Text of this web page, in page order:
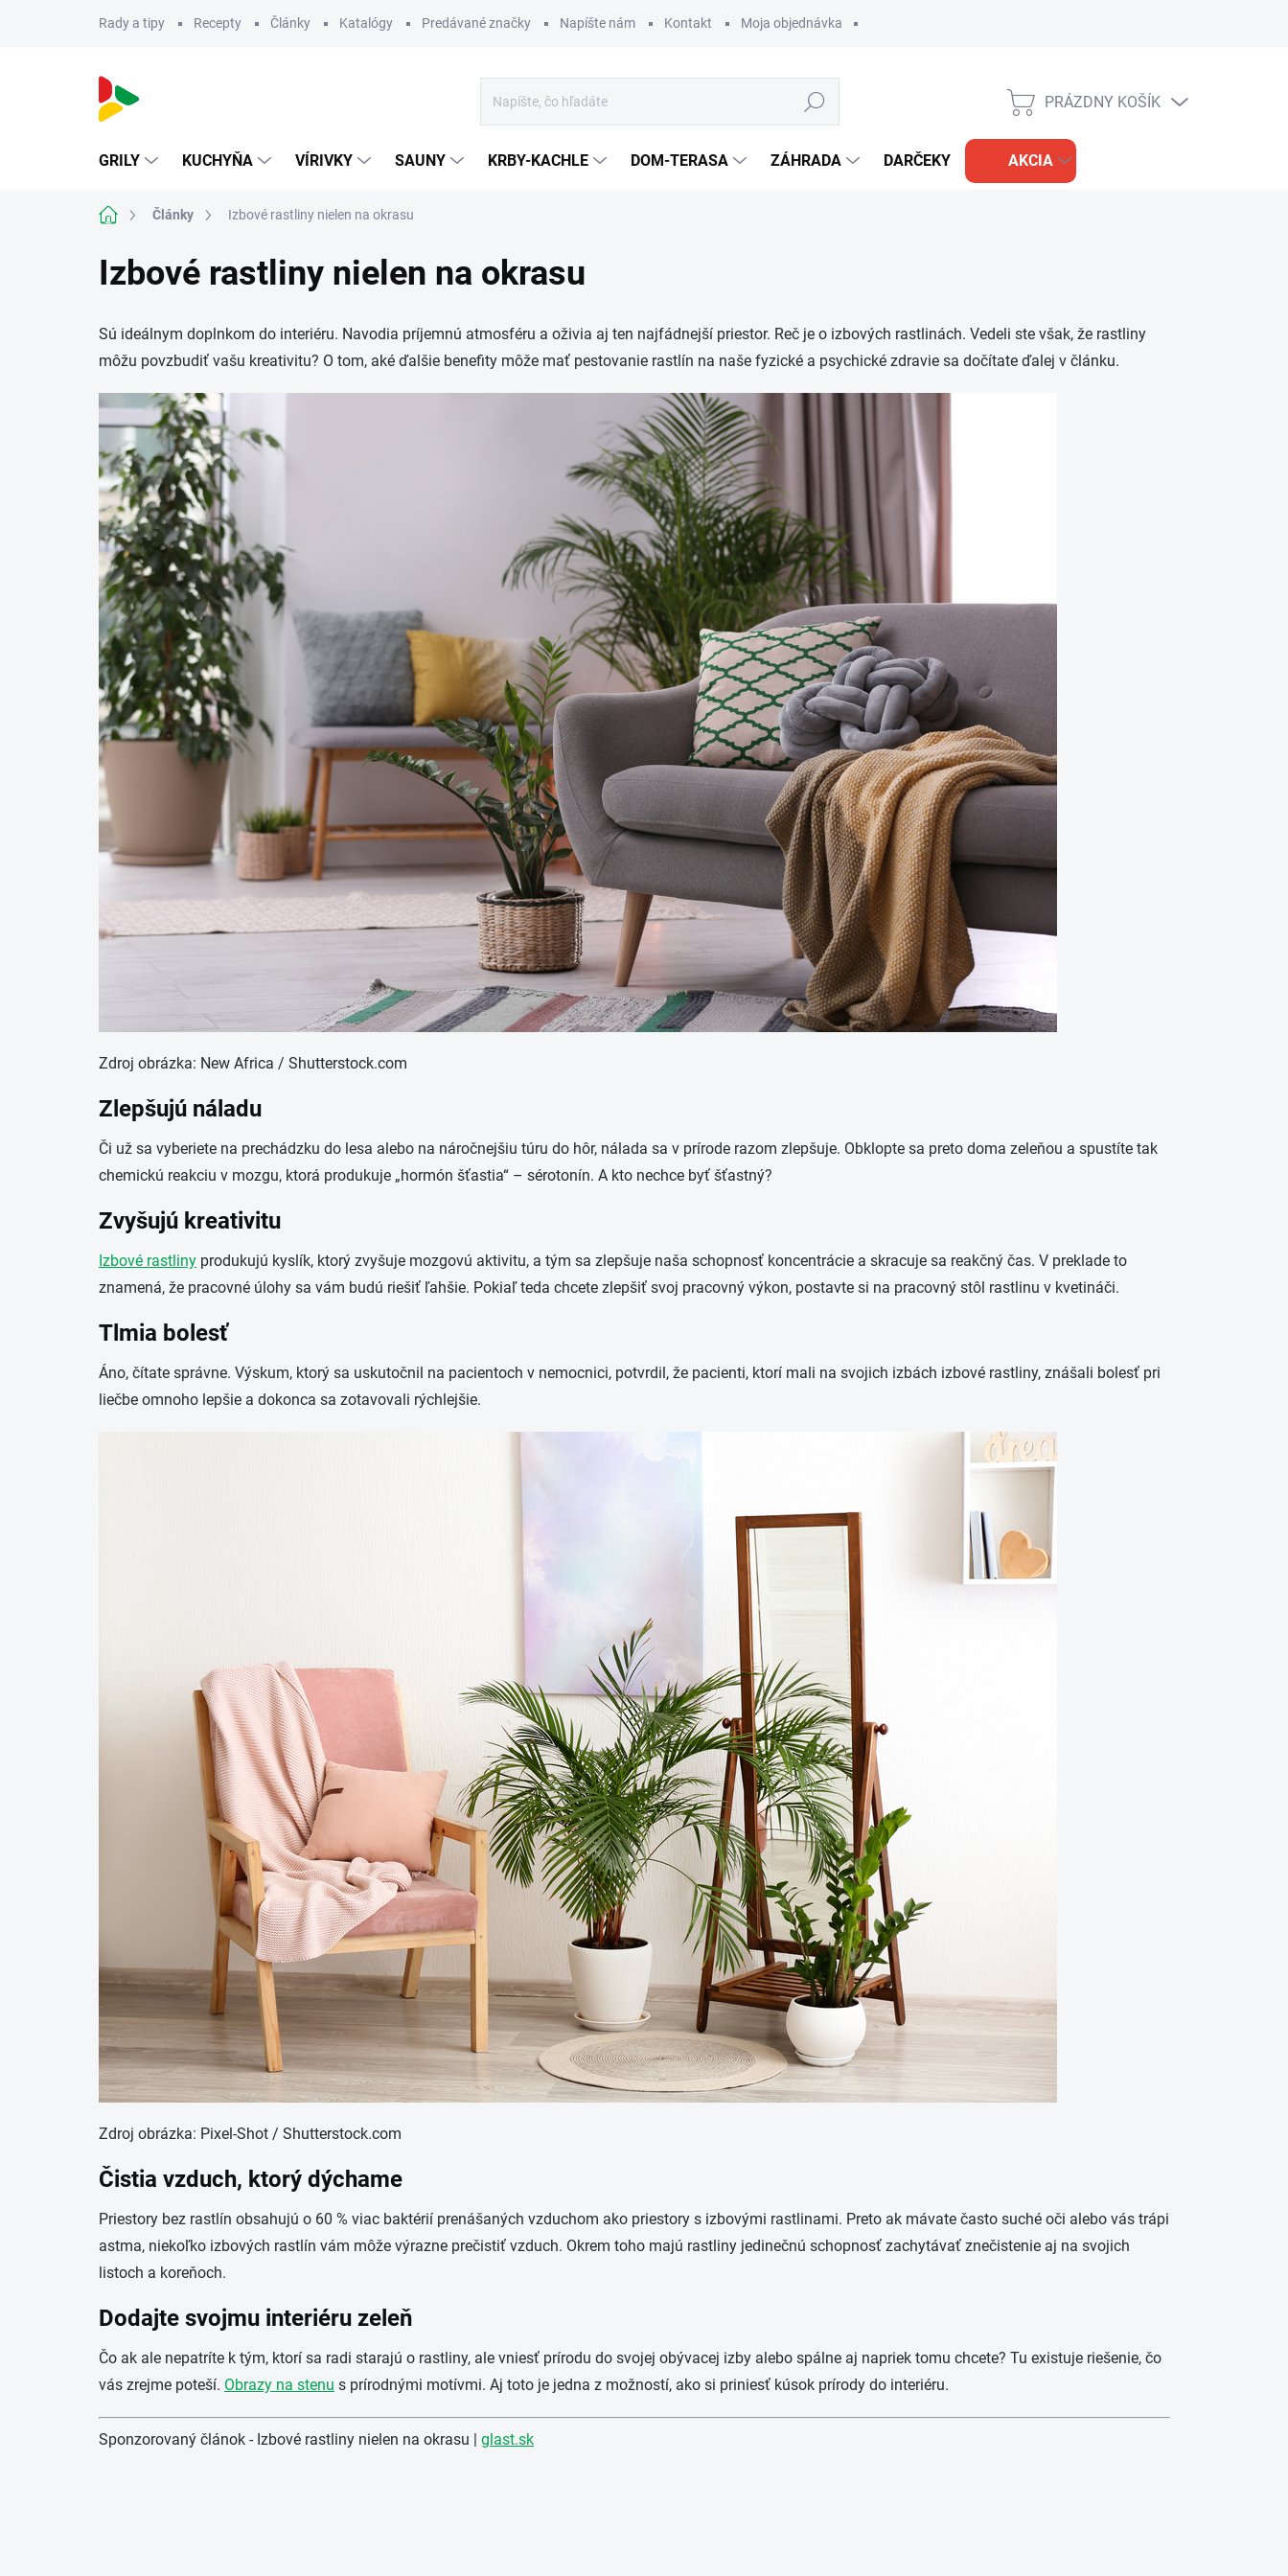
Rady a tipy Recepty Články Katalógy Predávané značky Napíšte nám Kontakt Moja objednávka
Hľadať
NÁKUPNÝ
PRÁZDNY KOŠÍK
GRILY KUCHYŇA VÍRIVKY SAUNY KRBY-KACHLE DOM-TERASA ZÁHRADA DARČEKY AKCIA
DomovČlánky Izbové rastliny nielen na okrasu
Izbové rastliny nielen na okrasu
Sú ideálnym doplnkom do interiéru. Navodia príjemnú atmosféru a oživia aj ten najfádnejší priestor. Reč je o izbových rastlinách. Vedeli ste však, že rastliny
môžu povzbudiť vašu kreativitu? O tom, aké ďalšie benefity môže mať pestovanie rastlín na naše fyzické a psychické zdravie sa dočítate ďalej v článku.
Zdroj obrázka: New Africa / Shutterstock.com
Zlepšujú náladu
Či už sa vyberiete na prechádzku do lesa alebo na náročnejšiu túru do hôr, nálada sa v prírode razom zlepšuje. Obklopte sa preto doma zeleňou a spustíte tak
chemickú reakciu v mozgu, ktorá produkuje „hormón šťastia“ – sérotonín. A kto nechce byť šťastný?
Zvyšujú kreativitu
Izbové rastliny produkujú kyslík, ktorý zvyšuje mozgovú aktivitu, a tým sa zlepšuje naša schopnosť koncentrácie a skracuje sa reakčný čas. V preklade to
znamená, že pracovné úlohy sa vám budú riešiť ľahšie. Pokiaľ teda chcete zlepšiť svoj pracovný výkon, postavte si na pracovný stôl rastlinu v kvetináči.
Tlmia bolesť
Áno, čítate správne. Výskum, ktorý sa uskutočnil na pacientoch v nemocnici, potvrdil, že pacienti, ktorí mali na svojich izbách izbové rastliny, znášali bolesť pri
liečbe omnoho lepšie a dokonca sa zotavovali rýchlejšie.
Zdroj obrázka: Pixel-Shot / Shutterstock.com
Čistia vzduch, ktorý dýchame
Priestory bez rastlín obsahujú o 60 % viac baktérií prenášaných vzduchom ako priestory s izbovými rastlinami. Preto ak mávate často suché oči alebo vás trápi
astma, niekoľko izbových rastlín vám môže výrazne prečistiť vzduch. Okrem toho majú rastliny jedinečnú schopnosť zachytávať znečistenie aj na svojich
listoch a koreňoch.
Dodajte svojmu interiéru zeleň
Čo ak ale nepatríte k tým, ktorí sa radi starajú o rastliny, ale vniesť prírodu do svojej obývacej izby alebo spálne aj napriek tomu chcete? Tu existuje riešenie, čo
vás zrejme poteší. Obrazy na stenu s prírodnými motívmi. Aj toto je jedna z možností, ako si priniesť kúsok prírody do interiéru.
Sponzorovaný článok - Izbové rastliny nielen na okrasu | glast.sk